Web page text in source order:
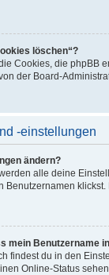
löschen“?
Cookies, die
von der Board-
-einstellungen
ändern?
alle deine
Benutzernamen
mein Benutzername
findest du in den
Online-Status